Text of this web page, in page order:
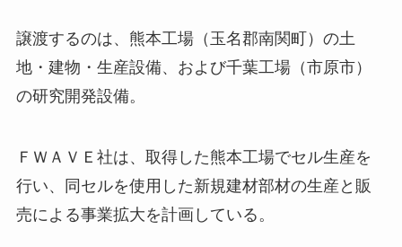
譲渡するのは、熊本工場（玉名郡南関町）の土
地・建物・生産設備、および千葉工場（市原市）
の研究開発設備。
ＦＷＡＶＥ社は、取得した熊本工場でセル生産を
行い、同セルを使用した新規建材部材の生産と販
売による事業拡大を計画している。